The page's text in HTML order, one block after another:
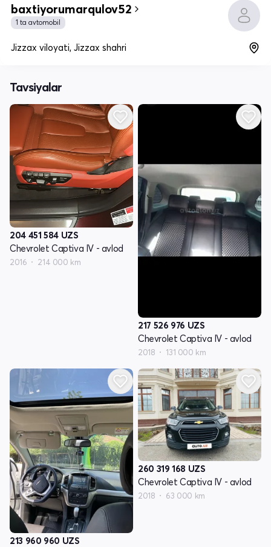
baxtiyorumarqulov52
1 ta avtomobil
Jizzax viloyati, Jizzax shahri
Tavsiyalar
204 451 584 UZS
Chevrolet Captiva IV - avlod
2016 214 000 km
217 526 976 UZS
Chevrolet Captiva IV - avlod
2018 131 000 km
213 960 960 UZS
260 319 168 UZS
Chevrolet Captiva IV - avlod
2018 63 000 km